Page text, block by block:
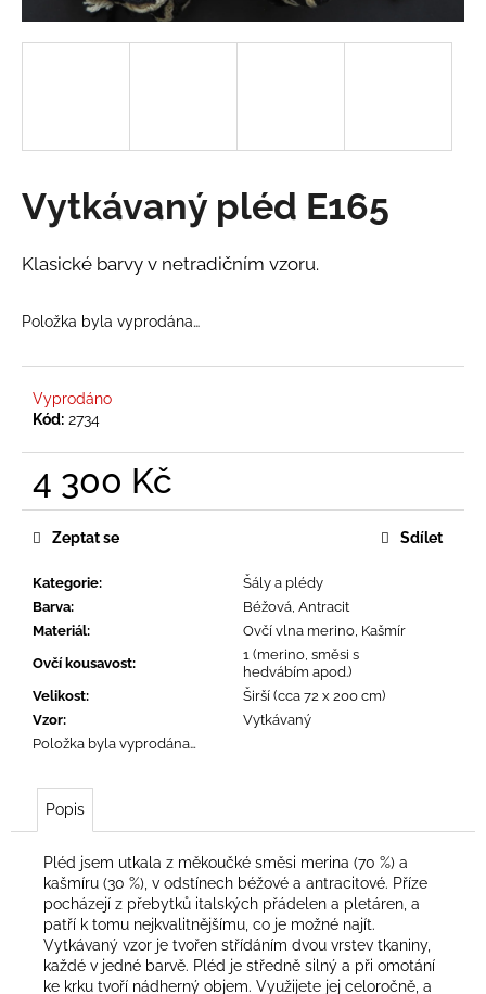
Vytkávaný pléd E165
Klasické barvy v netradičním vzoru.
Položka byla vyprodána…
Vyprodáno
Kód: 2734
4 300 Kč
Měrná
cena:
Kategorie:
Šály a plédy
Barva:
Béžová, Antracit
Materiál:
Ovčí vlna merino, Kašmír
Ovčí kousavost:
1 (merino, směsi s
hedvábím apod.)
Velikost:
Širší (cca 72 x 200 cm)
Vzor:
Vytkávaný
Položka byla vyprodána…
Zeptat se Sdílet
Popis
Pléd jsem utkala z měkoučké směsi merina (70 %) a
kašmíru (30 %), v odstínech béžové a antracitové. Příze
pocházejí z přebytků italských přádelen a pletáren, a
patří k tomu nejkvalitnějšímu, co je možné najít.
Vytkávaný vzor je tvořen střídáním dvou vrstev tkaniny,
každé v jedné barvě. Pléd je středně silný a při omotání
ke krku tvoří nádherný objem. Využijete jej celoročně, a
a
o
p
o
č
u
m
e